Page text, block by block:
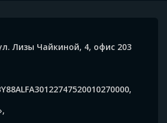
Лизы Чайкиной, 4, офис 203